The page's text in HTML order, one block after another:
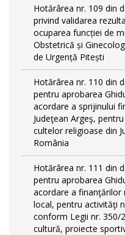
Hotărârea nr. 109 din
privind validarea
ocuparea funcției de
Obstetrică și
de Urgență Pitești
Hotărârea nr. 110 din
pentru aprobarea
acordare a sprijinului
Judeţean Argeş,
cultelor religioase din
România
Hotărârea nr. 111 din
pentru aprobarea
acordare a finanţărilor
local, pentru activităţi
conform Legii nr. 350/
cultură, proiecte